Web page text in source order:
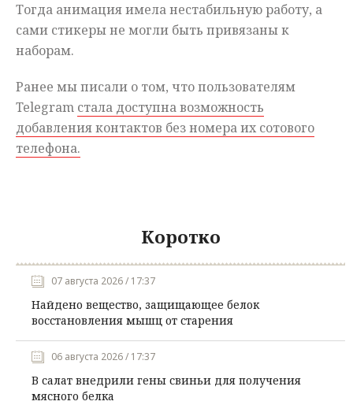
Тогда анимация имела нестабильную работу, а
сами стикеры не могли быть привязаны к
наборам.
Ранее мы писали о том, что пользователям
Telegram стала доступна возможность
добавления контактов без номера их сотового
телефона.
Коротко
07 августа 2026 / 17:37
Найдено вещество, защищающее белок
восстановления мышц от старения
06 августа 2026 / 17:37
В салат внедрили гены свиньи для получения
мясного белка